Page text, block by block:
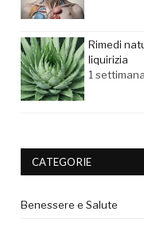
Rimedi
liquirizia
1
CATEGORIE
Benessere e Salute